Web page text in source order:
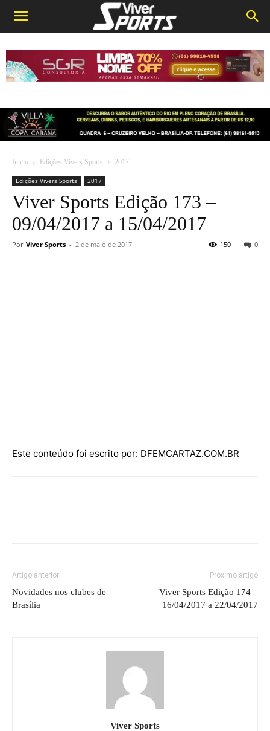
Início Edições Vivers Sports 2017
Edições Vivers Sports 2017
Viver Sports Edição 173 –
09/04/2017 a 15/04/2017
Por Viver Sports - 2 de maio de 2017 0
150
Este conteúdo foi escrito por: DFEMCARTAZ.COM.BR
Artigo anterior
Novidades nos clubes de
Brasília
Próximo artigo
Viver Sports Edição 174 –
16/04/2017 a 22/04/2017
Viver Sports